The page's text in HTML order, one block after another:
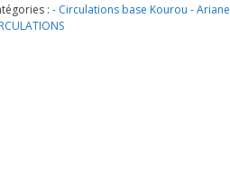
:- Circulations base Kourou - Ariane